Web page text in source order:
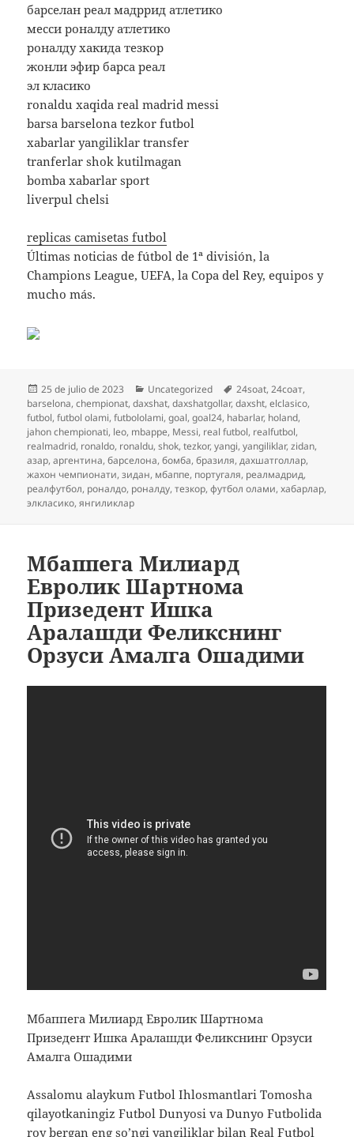
барселан реал мадррид атлетико
месси роналду атлетико
роналду хакида тезкор
жонли эфир барса реал
эл класико
ronaldu xaqida real madrid messi
barsa barselona tezkor futbol
xabarlar yangiliklar transfer
tranferlar shok kutilmagan
bomba xabarlar sport
liverpul chelsi
replicas camisetas futbol
Últimas noticias de fútbol de 1ª división, la
Champions League, UEFA, la Copa del Rey, equipos y
mucho más.
Publicado
el
25 de julio de 2023 Categorías
Uncategorized Etiquetas
24soat,24соат,
barselona,chempionat,daxshat,daxshatgollar,daxsht,elclasico,
futbol,futbol olami,futbololami,goal,goal24, habarlar, holand,
jahon chempionati, leo, mbappe, Messi, real futbol, realfutbol,
realmadrid, ronaldo, ronaldu,shok,tezkor,yangi,yangiliklar,zidan,
азар,аргентина,барселона,бомба,бразиля,дахшатголлар,
жахон чемпионати,зидан, мбаппе, португаля, реалмадрид,
реалфутбол, роналдо, роналду,тезкор,футбол олами,хабарлар,
элкласико,янгиликлар
Мбаппега Милиард
Евролик Шартнома
Призедент Ишка
Аралашди Феликснинг
Орзуси Амалга Ошадими
Мбаппега Милиард Евролик Шартнома
Призедент Ишка Аралашди Феликснинг Орзуси
Амалга Ошадими
Assalomu alaykum Futbol Ihlosmantlari Tomosha
qilayotkaningiz Futbol Dunyosi va Dunyo Futbolida
roy bergan eng so’ngi yangiliklar bilan Real Futbol